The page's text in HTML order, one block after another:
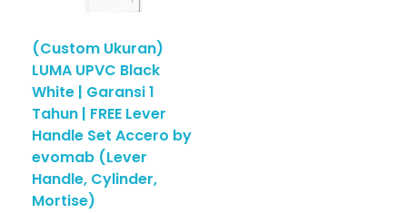
(Custom Ukuran)
LUMA UPVC Black
White | Garansi 1
Tahun | FREE Lever
Handle Set Accero by
evomab (Lever
Handle, Cylinder,
Mortise)